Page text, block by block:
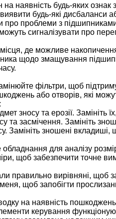
наявність будь-яких
виявити будь-які
про проблеми з
сигналізувати про
де можливе
щодо змащування
фільтри, щоб
або отворів, які
зносу та ерозії.
та засмічення. Замініть
Замініть зношені вкладиші,
обладнання для аналізу
щоб забезпечити точне
вирівняні, щоб
щоб запобігти
на наявність
керування